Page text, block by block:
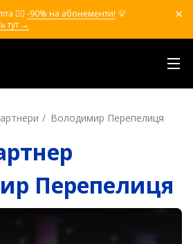
❤️‍🔥 -90% на абонементи! 💡
тут →
Володимир Перепелиця
Перепелиця